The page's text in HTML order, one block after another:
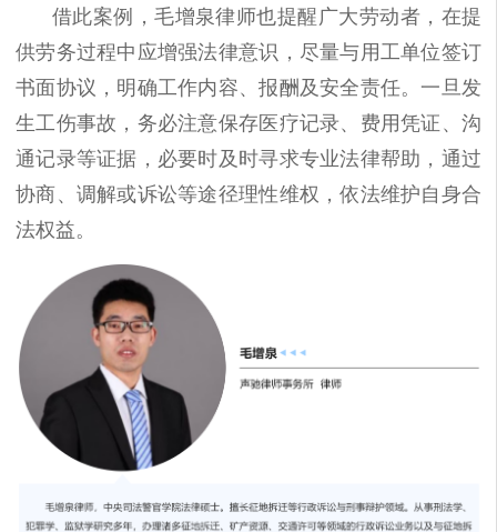
借此案例，毛增泉律师也提醒广大劳动者，在提
供劳务过程中应增强法律意识，尽量与用工单位签订
书面协议，明确工作内容、报酬及安全责任。一旦发
生工伤事故，务必注意保存医疗记录、费用凭证、沟
通记录等证据，必要时及时寻求专业法律帮助，通过
协商、调解或诉讼等途径理性维权，依法维护自身合
法权益。